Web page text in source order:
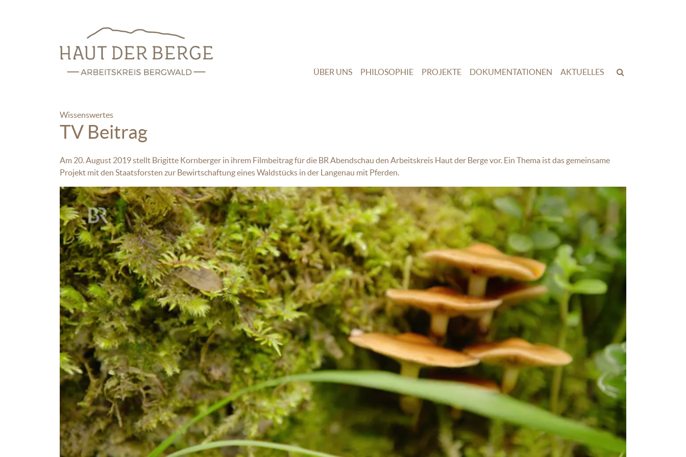
ÜBER UNS PHILOSOPHIE PROJEKTE DOKUMENTATIONEN AKTUELLES
Wissenswertes
TV Beitrag
Am 20. August 2019 stellt Brigitte Kornberger in ihrem Filmbeitrag für die BR Abendschau den Arbeitskreis Haut der Berge vor. Ein Thema ist das gemeinsame
Projekt mit den Staatsforsten zur Bewirtschaftung eines Waldstücks in der Langenau mit Pferden.